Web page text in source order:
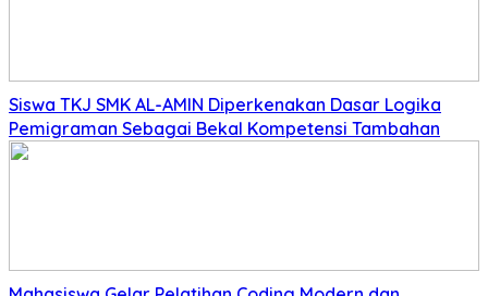
Siswa TKJ SMK AL-AMIN Diperkenakan Dasar Logika
Pemigraman Sebagai Bekal Kompetensi Tambahan